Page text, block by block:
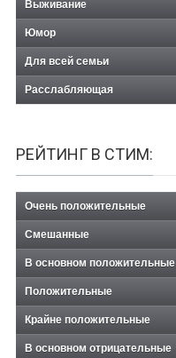
Выживание
Юмор
Для всей семьи
Расслабляющая
РЕЙТИНГ В СТИМ:
Очень положительные
Смешанные
В основном положительные
Положительные
Крайне положительные
В основном отрицательные